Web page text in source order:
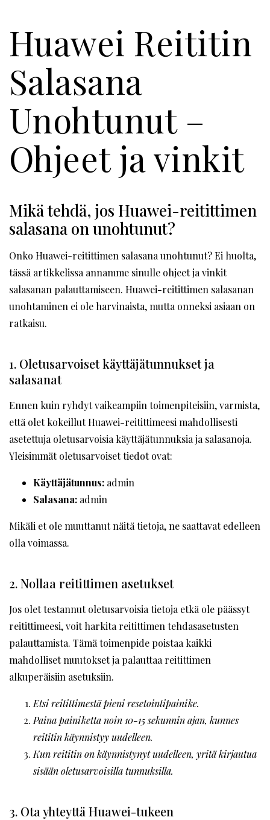
Huawei Reititin
Salasana
Unohtunut –
Ohjeet ja vinkit
Mikä tehdä, jos Huawei-reitittimen
salasana on unohtunut?
Onko Huawei-reitittimen salasana unohtunut? Ei huolta,
tässä artikkelissa annamme sinulle ohjeet ja vinkit
salasanan palauttamiseen. Huawei-reitittimen salasanan
unohtaminen ei ole harvinaista, mutta onneksi asiaan on
ratkaisu.
1. Oletusarvoiset käyttäjätunnukset ja
salasanat
Ennen kuin ryhdyt vaikeampiin toimenpiteisiin, varmista,
että olet kokeillut Huawei-reitittimeesi mahdollisesti
asetettuja oletusarvoisia käyttäjätunnuksia ja salasanoja.
Yleisimmät oletusarvoiset tiedot ovat:
Käyttäjätunnus: admin
Salasana: admin
Mikäli et ole muuttanut näitä tietoja, ne saattavat edelleen
olla voimassa.
2. Nollaa reitittimen asetukset
Jos olet testannut oletusarvoisia tietoja etkä ole päässyt
reitittimeesi, voit harkita reitittimen tehdasasetusten
palauttamista. Tämä toimenpide poistaa kaikki
mahdolliset muutokset ja palauttaa reitittimen
alkuperäisiin asetuksiin.
Etsi reitittimestä pieni resetointipainike.
Paina painiketta noin 10-15 sekunnin ajan, kunnes
reititin käynnistyy uudelleen.
Kun reititin on käynnistynyt uudelleen, yritä kirjautua
sisään oletusarvoisilla tunnuksilla.
3. Ota yhteyttä Huawei-tukeen